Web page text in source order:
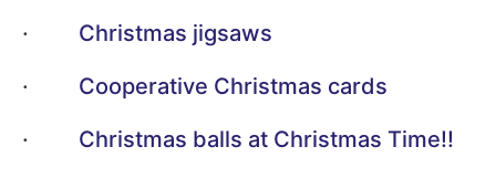
· Christmas jigsaws
· Cooperative Christmas cards
· Christmas balls at Christmas Time!!